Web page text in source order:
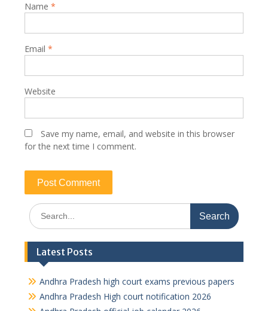
Name *
Email *
Website
Save my name, email, and website in this browser
for the next time I comment.
Search
for:
Latest Posts
Andhra Pradesh high court exams previous papers
Andhra Pradesh High court notification 2026